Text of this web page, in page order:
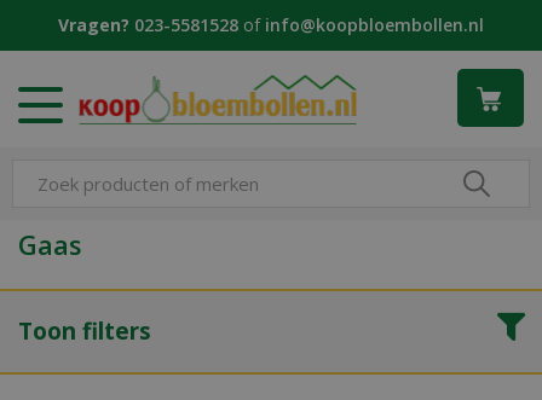
Vragen? 023-5581528 of info@koopbloembollen.nl
Gaas
Toon filters